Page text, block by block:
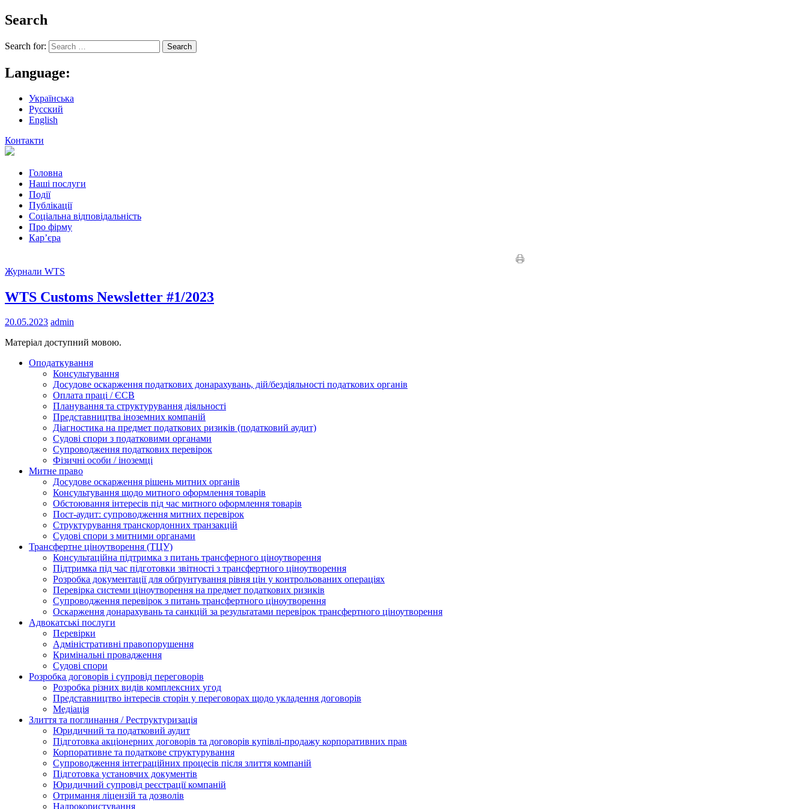
Search
Search for:
Language:
Українська
Русский
English
Контакти
Головна
Наші послуги
Події
Публікації
Соціальна відповідальність
Про фiрму
Кар’єра
Журнали WTS
WTS Customs Newsletter #1/2023
20.05.2023 admin
Матеріал доступний мовою.
Оподаткування
Консультування
Досудове оскарження податкових донарахувань, дій/бездіяльності податкових органів
Оплата праці / ЄСВ
Планування та структурування діяльності
Представництва іноземних компаній
Діагностика на предмет податкових ризиків (податковий аудит)
Судові спори з податковими органами
Супроводження податкових перевірок
Фізичні особи / іноземці
Митне право
Досудове оскарження рішень митних органів
Консультування щодо митного оформлення товарів
Обстоювання інтересів під час митного оформлення товарів
Пост-аудит: супроводження митних перевірок
Структурування транскордонних транзакцій
Судові спори з митними органами
Трансфертне ціноутворення (ТЦУ)
Консультаційна підтримка з питань трансферного ціноутворення
Підтримка під час підготовки звітності з трансфертного ціноутворення
Розробка документації для обґрунтування рівня цін у контрольованих операціях
Перевірка системи ціноутворення на предмет податкових ризиків
Супроводження перевірок з питань трансфертного ціноутворення
Оскарження донарахувань та санкцій за результатами перевірок трансфертного ціноутворення
Адвокатські послуги
Перевірки
Адміністративні правопорушення
Кримінальні провадження
Судові спори
Розробка договорів і супровід переговорів
Розробка різних видів комплексних угод
Представництво інтересів сторін у переговорах щодо укладення договорів
Медіація
Злиття та поглинання / Реструктуризація
Юридичний та податковий аудит
Підготовка акціонерних договорів та договорів купівлі-продажу корпоративних прав
Корпоративне та податкове структурування
Супроводження інтеграційних процесів після злиття компаній
Підготовка установчих документів
Юридичний супровід реєстрації компаній
Отримання ліцензій та дозволів
Надрокористування